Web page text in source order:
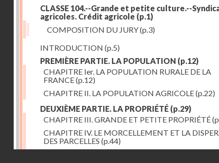
CLASSE 104.--Grande et petite culture.--
agricoles. Crédit agricole (p.1)
COMPOSITION DU JURY(p.3)
INTRODUCTION (p.5)
PREMIÈRE PARTIE. LA POPULATION (p.12)
CHAPITRE Ier. LA POPULATION RURALE DE LA
FRANCE(p.12)
CHAPITRE II. LA POPULATION AGRICOLE(p.22)
DEUXIÈME PARTIE. LA PROPRIÉTÉ (p.29)
CHAPITRE III. GRANDE ET PETITE PROPRIÉTÉ
CHAPITRE IV. LE MORCELLEMENT ET LA
DES PARCELLES (p.44)